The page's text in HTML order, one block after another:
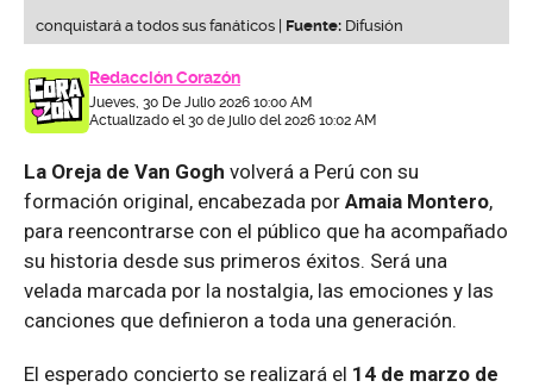
conquistará a todos sus fanáticos | Fuente: Difusión
Redacción Corazón
Jueves, 30 De Julio 2026 10:00 AM
Actualizado el 30 de julio del 2026 10:02 AM
La Oreja de Van Gogh volverá a Perú con su
formación original, encabezada por Amaia Montero,
para reencontrarse con el público que ha acompañado
su historia desde sus primeros éxitos. Será una
velada marcada por la nostalgia, las emociones y las
canciones que definieron a toda una generación.
El esperado concierto se realizará el 14 de marzo de